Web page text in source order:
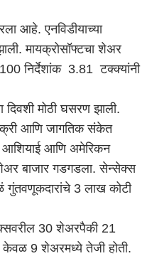
आहे. एनविडीयाच्या
मायक्रोसॉफ्टचा शेअर
निर्देशांक 3.81 टक्क्यांनी
मोठी घसरण झाली.
आणि जागतिक संकेत
आणि अमेरिकन
बाजार गडगडला. सेन्सेक्स
गुंतवणूकदारांचे 3 लाख कोटी
30 शेअरपैकी 21
केवळ 9 शेअरमध्ये तेजी होती.